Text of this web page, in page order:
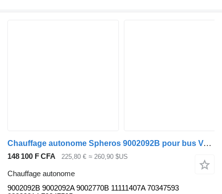
Chauffage autonome Spheros 9002092B pour bus Volvo B5LH, B0E (2008-)
148 100 F CFA 225,80 € ≈ 260,90 $US
Chauffage autonome
9002092B 9002092A 9002770B 11111407A 70347593